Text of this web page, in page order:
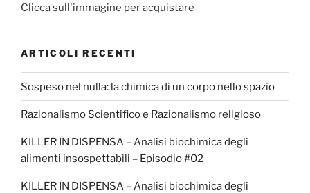
Clicca sull'immagine per acquistare
ARTICOLI RECENTI
Sospeso nel nulla: la chimica di un corpo nello spazio
Razionalismo Scientifico e Razionalismo religioso
KILLER IN DISPENSA – Analisi biochimica degli
alimenti insospettabili – Episodio #02
KILLER IN DISPENSA – Analisi biochimica degli